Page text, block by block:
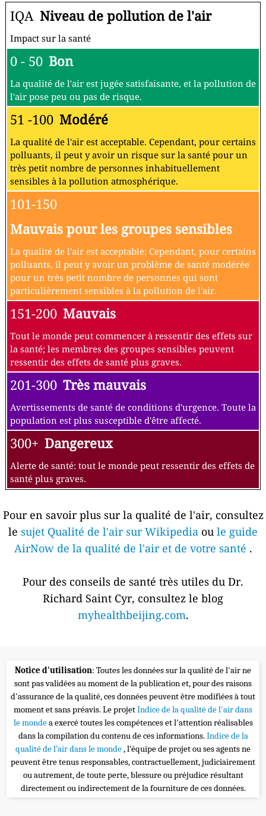
IQA Niveau de pollution de l'air
Impact sur la santé
0 - 50 Bon
La qualité de l'air est jugée satisfaisante, et la pollution de
l'air pose peu ou pas de risque.
51 -100 Modéré
La qualité de l'air est acceptable. Cependant, pour certains
polluants, il peut y avoir un risque sur la santé pour un
très petit nombre de personnes inhabituellement
sensibles à la pollution atmosphérique.
101-150
Mauvais pour les groupes sensibles
La qualité de l'air est acceptable; Cependant, pour certains
polluants, il peut y avoir un problème de santé modérée
pour un très petit nombre de personnes qui sont
particulièrement sensibles à la pollution de l'air.
151-200 Mauvais
Tout le monde peut commencer à ressentir des effets sur
la santé; les membres des groupes sensibles peuvent
ressentir des effets de santé plus graves.
201-300 Très mauvais
Avertissements de santé de conditions d'urgence. Toute la
population est plus susceptible d'être affecté.
300+ Dangereux
Alerte de santé: tout le monde peut ressentir des effets de
santé plus graves.
Pour en savoir plus sur la qualité de l'air, consultez
le sujet Qualité de l'air sur Wikipedia ou le guide
AirNow de la qualité de l'air et de votre santé .
Pour des conseils de santé très utiles du Dr.
Richard Saint Cyr, consultez le blog
myhealthbeijing.com.
Notice d'utilisation: Toutes les données sur la qualité de l'air ne
sont pas validées au moment de la publication et, pour des raisons
d'assurance de la qualité, ces données peuvent être modifiées à tout
moment et sans préavis. Le projetIndice de la qualité de l'air dans
le mondea exercé toutes les compétences et l'attention réalisables
dans la compilation du contenu de ces informations.Indice de la
qualité de l’air dans le monde, l’équipe de projet ou ses agents ne
peuvent être tenus responsables, contractuellement, judiciairement
ou autrement, de toute perte, blessure ou préjudice résultant
directement ou indirectement de la fourniture de ces données.